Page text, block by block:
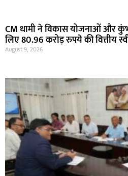
CM धामी ने विकास योजनाओं और
लिए 80.96 करोड़ रुपये की वित्तीय
August 9, 2026